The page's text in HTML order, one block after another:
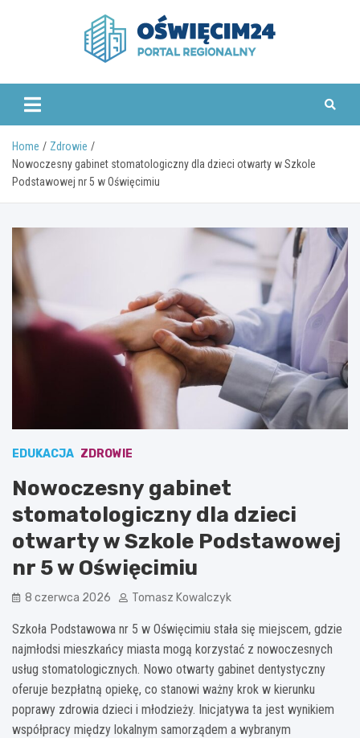
www.oswiecim24.pl
Home
Zdrowie
Nowoczesny gabinet stomatologiczny dla dzieci otwarty w Szkole
Podstawowej nr 5 w Oświęcimiu
EDUKACJA ZDROWIE
Nowoczesny gabinet
stomatologiczny dla dzieci
otwarty w Szkole Podstawowej
nr 5 w Oświęcimiu
8 czerwca 2026 Tomasz Kowalczyk
Szkoła Podstawowa nr 5 w Oświęcimiu stała się miejscem, gdzie
najmłodsi mieszkańcy miasta mogą korzystać z nowoczesnych
usług stomatologicznych. Nowo otwarty gabinet dentystyczny
oferuje bezpłatną opiekę, co stanowi ważny krok w kierunku
poprawy zdrowia dzieci i młodzieży. Inicjatywa ta jest wynikiem
współpracy między lokalnym samorządem a wybranym